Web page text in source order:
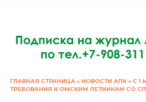
ГЛАВНАЯ СТРАНИЦА » НОВОСТИ АПК » С 1
ТРЕБОВАНИЯ К ОМСКИМ ЛЕТНИКАМ СО